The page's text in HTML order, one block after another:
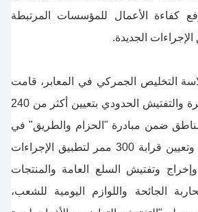
كفاءة الأعمال للمؤسسات المرتبطة
الجديدة.
التخليص الجمركي في المعابر، قامت
الجهات المختصة بالهجرة والتفتيش الحدودي بتعيين أكثر من 240
ضمن مبادرة "الحزام والطريق" في
مختلف المعابر البرية، وتعيين قرابة 300 ممر لتطبيق الإجراءات
وتفتيش السلع العامة والمنتجات
الجائحة واللوازم اليومية للشعب،